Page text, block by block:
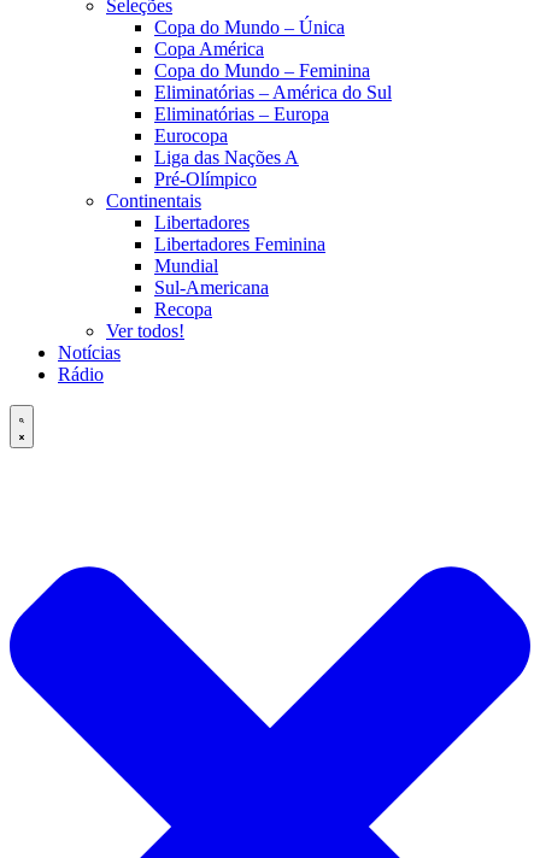
Seleções
Copa do Mundo – Única
Copa América
Copa do Mundo – Feminina
Eliminatórias – América do Sul
Eliminatórias – Europa
Eurocopa
Liga das Nações A
Pré-Olímpico
Continentais
Libertadores
Libertadores Feminina
Mundial
Sul-Americana
Recopa
Ver todos!
Notícias
Rádio